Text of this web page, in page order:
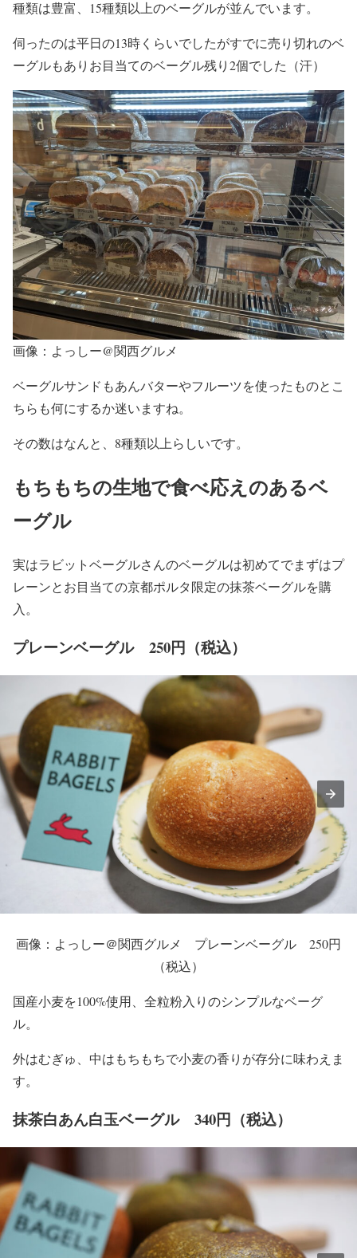
種類は豊富、15種類以上のベーグルが並んでいます。
伺ったのは平日の13時くらいでしたがすでに売り切れのベ
ーグルもありお目当てのベーグル残り2個でした（汗）
画像：よっしー@関西グルメ
ベーグルサンドもあんバターやフルーツを使ったものとこ
ちらも何にするか迷いますね。
その数はなんと、8種類以上らしいです。
もちもちの生地で食べ応えのあるベ
ーグル
実はラビットベーグルさんのベーグルは初めてでまずはプ
レーンとお目当ての京都ポルタ限定の抹茶ベーグルを購
入。
プレーンベーグル 250円（税込）
画像：よっしー＠関西グルメ プレーンベーグル 250円
（税込）
国産小麦を100%使用、全粒粉入りのシンプルなベーグ
ル。
外はむぎゅ、中はもちもちで小麦の香りが存分に味わえま
す。
抹茶白あん白玉ベーグル 340円（税込）